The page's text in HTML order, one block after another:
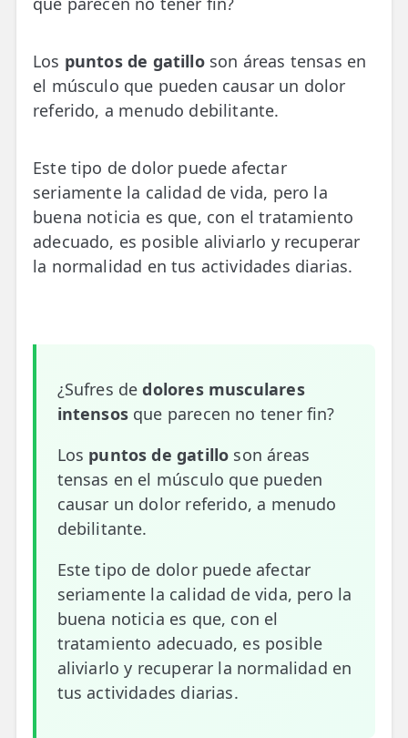
💆‍♀️ Tratamientos
😓 Síntomas
📅 Pedir Cita
🏢 Empresas
UBICACIONES
🔍 Buscador Clínicas
📍 Barrio del Pilar
📍 Carabanchel - Usera
📍 Getafe
TIENDA
🛍️ Tienda Bonos
🛍️ Tienda Productos Fisioterapia
🎁 Tarjetas Regalo
🛒 Carrito
❤️ Ofertas
Los puntos de gatilloson áreas tensas en
el músculo que pueden causar un dolor
referido, a menudo debilitante.
Este tipo de dolor puede afectar
seriamente la calidad de vida, pero la
buena noticia es que, con el tratamiento
adecuado, es posible aliviarlo y recuperar
la normalidad en tus actividades diarias.
¿Sufres dedolores musculares
intensosque parecen no tener fin?
Los puntos de gatillo son áreas
tensas en el músculo que pueden
causar un dolor referido, a menudo
debilitante.
Este tipo de dolor puede afectar
seriamente la calidad de vida, pero la
buena noticia es que, con el
tratamiento adecuado, es posible
aliviarlo y recuperar la normalidad en
tus actividades diarias.